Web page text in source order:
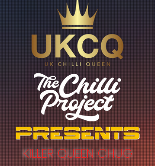
KILLER QUEEN CHUG